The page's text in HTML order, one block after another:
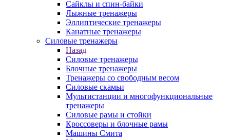
Сайклы и спин-байки
Лыжные тренажеры
Эллиптические тренажеры
Канатные тренажеры
Силовые тренажеры
Назад
Силовые тренажеры
Блочные тренажеры
Тренажеры со свободным весом
Силовые скамьи
Мультистанции и многофункциональные
тренажеры
Силовые рамы и стойки
Кроссоверы и блочные рамы
Машины Смита